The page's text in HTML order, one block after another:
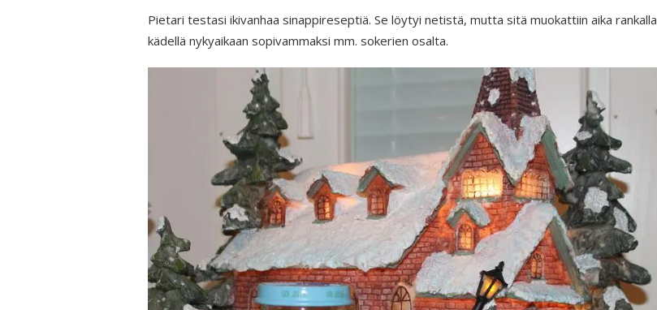
Pietari testasi ikivanhaa sinappireseptiä. Se löytyi netistä, mutta sitä muokattiin aika rankalla
kädellä nykyaikaan sopivammaksi mm. sokerien osalta.